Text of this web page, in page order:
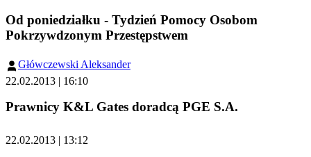
Od poniedziałku - Tydzień Pomocy Osobom
Pokrzywdzonym Przestępstwem
Główczewski Aleksander
22.02.2013 | 16:10
Prawnicy K&L Gates doradcą PGE S.A.
22.02.2013 | 13:12